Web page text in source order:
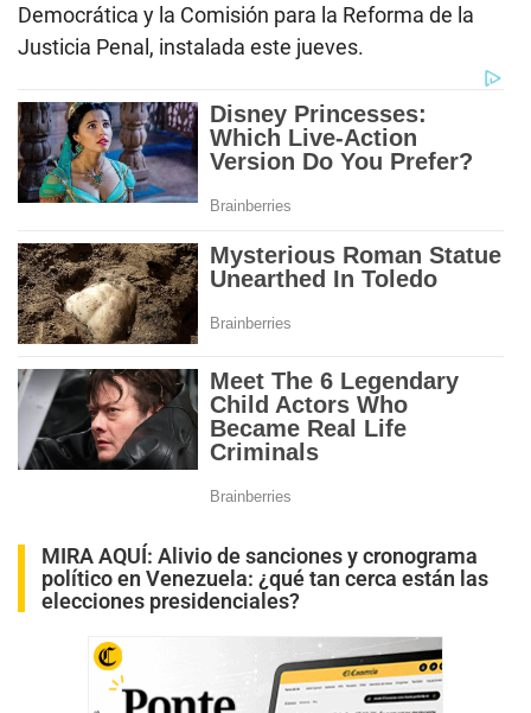
Democrática y la Comisión para la Reforma de la
Justicia Penal, instalada este jueves.
MIRA AQUÍ: Alivio de sanciones y cronograma
político en Venezuela: ¿qué tan cerca están las
elecciones presidenciales?